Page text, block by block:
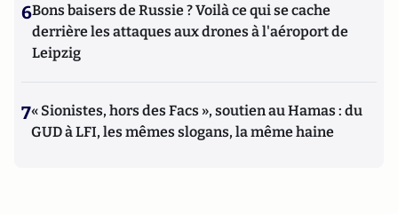
6Bons baisers de Russie ? Voilà ce qui se cache
derrière les attaques aux drones à l'aéroport de
Leipzig
7« Sionistes, hors des Facs », soutien au Hamas : du
GUD à LFI, les mêmes slogans, la même haine